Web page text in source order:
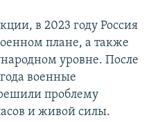
в 2023 году Россия
плане, а также
уровне. После
военные
проблему
и живой силы.